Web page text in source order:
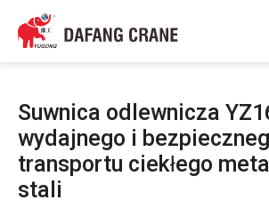
Suwnica odlewnicza
wydajnego i
transportu ciekłego
stali
Bahasa Indonesia
Bahasa Melayu
বাংলা
فارسی
Pilipino